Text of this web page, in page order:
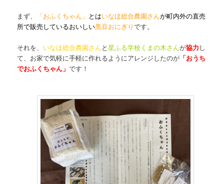
まず、 「おふくちゃん」 とはいなほ総合農園さんが町内外の直売
所で販売しているおいしい黒豆おにぎりです。
それを、 いなほ総合農園さんと星ふる学校くまの木さんが協力し
て、お家で気軽に手軽に作れるようにアレンジしたのが 「おうち
でおふくちゃん」です！